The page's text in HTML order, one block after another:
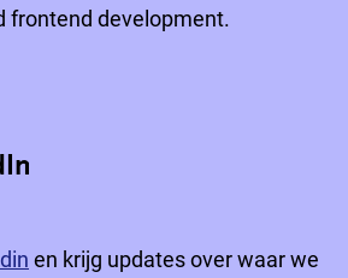
frontend development.
en krijg updates over waar we